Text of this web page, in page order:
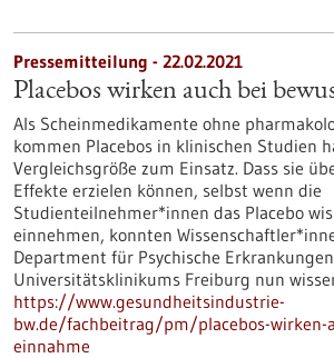
Pressemitteilung - 22.02.2021
Placebos wirken auch bei
Als Scheinmedikamente ohne
kommen Placebos in klinischen Studien
Vergleichsgröße zum Einsatz. Dass sie
Effekte erzielen können, selbst wenn die
Studienteilnehmer*innen das Placebo
einnehmen, konnten
Department für Psychische
Universitätsklinikums Freiburg nun
https://www.gesundheitsindustrie-
bw.de/fachbeitrag/pm/placebos-wirken-
einnahme